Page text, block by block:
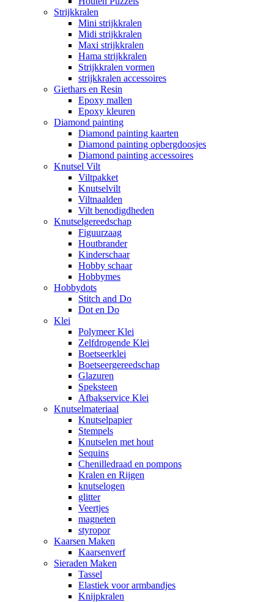
Strijkkralen
Mini strijkkralen
Midi strijkkralen
Maxi strijkkralen
Hama strijkkralen
Strijkkralen vormen
strijkkralen accessoires
Giethars en Resin
Epoxy mallen
Epoxy kleuren
Diamond painting
Diamond painting kaarten
Diamond painting opbergdoosjes
Diamond painting accessoires
Knutsel Vilt
Viltpakket
Knutselvilt
Viltnaalden
Vilt benodigdheden
Knutselgereedschap
Figuurzaag
Houtbrander
Kinderschaar
Hobby schaar
Hobbymes
Hobbydots
Stitch and Do
Dot en Do
Klei
Polymeer Klei
Zelfdrogende Klei
Boetseerklei
Boetseergereedschap
Glazuren
Speksteen
Afbakservice Klei
Knutselmateriaal
Knutselpapier
Stempels
Knutselen met hout
Sequins
Chenilledraad en pompons
Kralen en Rijgen
knutselogen
glitter
Veertjes
magneten
styropor
Kaarsen Maken
Kaarsenverf
Sieraden Maken
Tassel
Elastiek voor armbandjes
Knijpkralen